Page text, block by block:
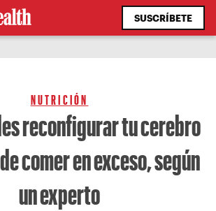
SUSCRÍBETE
NUTRICIÓN
reconfigurar tu cerebro
comer en exceso, según
un experto